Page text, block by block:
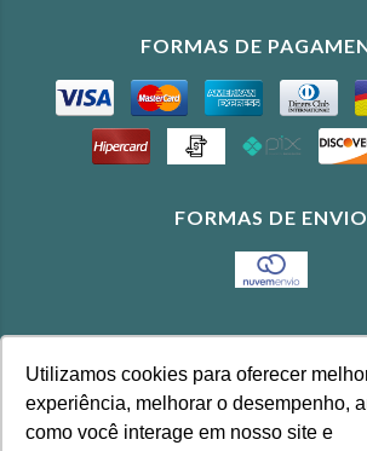
Utilizamos cookies para oferecer
experiência, melhorar o desempenho,
como você interage em nosso site e
FORMAS DE
FORMAS DE ENVIO
CONTATO
(11) 3643-4100